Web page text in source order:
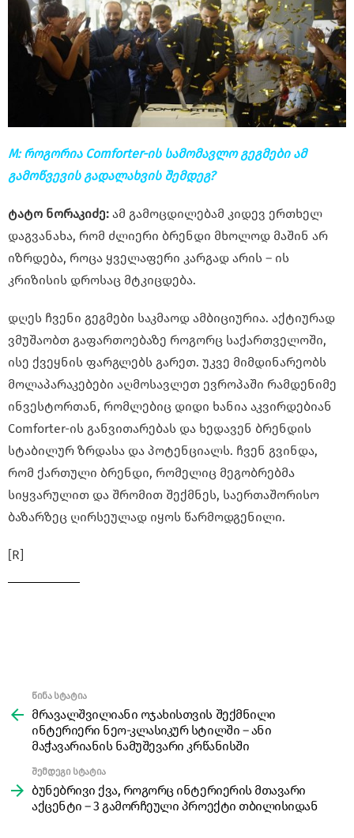
M: როგორია Comforter-ის სამომავლო გეგმები ამ
გამოწვევის გადალახვის შემდეგ?
ტატო ნორაკიძე: ამ გამოცდილებამ კიდევ ერთხელ
დაგვანახა, რომ ძლიერი ბრენდი მხოლოდ მაშინ არ
იზრდება, როცა ყველაფერი კარგად არის – ის
კრიზისის დროსაც მტკიცდება.
დღეს ჩვენი გეგმები საკმაოდ ამბიციურია. აქტიურად
ვმუშაობთ გაფართოებაზე როგორც საქართველოში,
ისე ქვეყნის ფარგლებს გარეთ. უკვე მიმდინარეობს
მოლაპარაკებები აღმოსავლეთ ევროპაში რამდენიმე
ინვესტორთან, რომლებიც დიდი ხანია აკვირდებიან
Comforter-ის განვითარებას და ხედავენ ბრენდის
სტაბილურ ზრდასა და პოტენციალს. ჩვენ გვინდა,
რომ ქართული ბრენდი, რომელიც მეგობრებმა
სიყვარულით და შრომით შექმნეს, საერთაშორისო
ბაზარზეც ღირსეულად იყოს წარმოდგენილი.
[R]
more
წინა სტატია
მრავალშვილიანი ოჯახისთვის შექმნილი
ინტერიერი ნეო-კლასიკურ სტილში – ანი
მაჭავარიანის ნამუშევარი კრწანისში
შემდეგი სტატია
ბუნებრივი ქვა, როგორც ინტერიერის მთავარი
აქცენტი – 3 გამორჩეული პროექტი თბილისიდან